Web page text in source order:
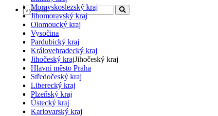
Moravskoslezský kraj
Jihomoravský kraj
Olomoucký kraj
Vysočina
Pardubický kraj
Královehradecký kraj
Jihočeský krajJihočeský kraj
Hlavní město Praha
Středočeský kraj
Liberecký kraj
Plzeňský kraj
Ústecký kraj
Karlovarský kraj